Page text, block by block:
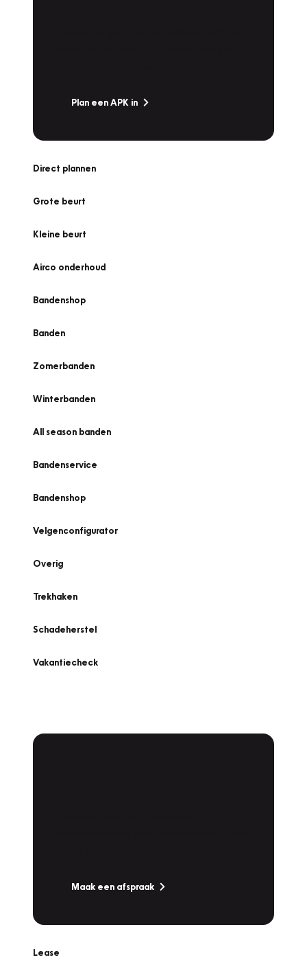
Plan een APK in
Direct plannen
Grote beurt
Kleine beurt
Airco onderhoud
Bandenshop
Banden
Zomerbanden
Winterbanden
All season banden
Bandenservice
Bandenshop
Velgenconfigurator
Overig
Trekhaken
Schadeherstel
Vakantiecheck
Maak een afspraak
Lease